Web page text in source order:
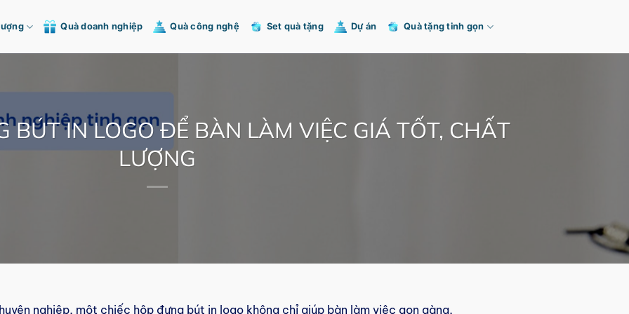
Quà doanh nghiệp Quà công nghệ Set quà tặng Dự án Quà tặng tinh gọn
BÚT IN LOGO ĐỂ BÀN LÀM VIỆC GIÁ TỐT, CHẤT
LƯỢNG
nghiệp, một chiếc hộp đựng bút in logo không chỉ giúp bàn làm việc gọn gàng,